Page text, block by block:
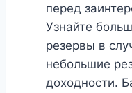
перед
Узнайте
резервы в
небольшие
доходности.